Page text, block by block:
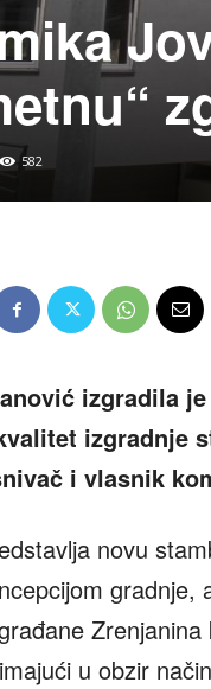
582
izgradila
izgradnje
i vlasnik
novu
u obzir